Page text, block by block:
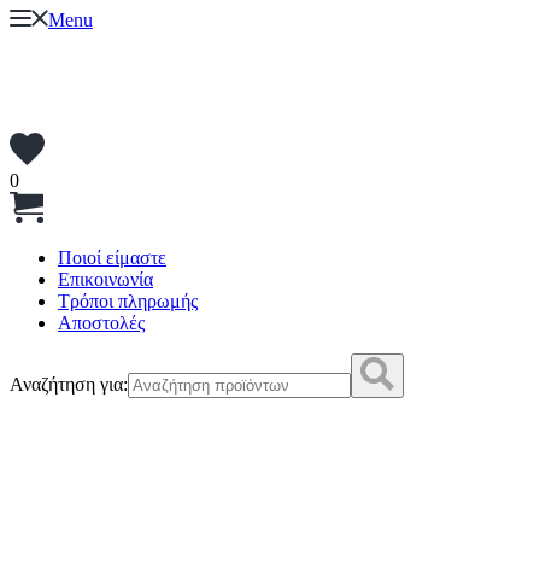
Menu
0
Ποιοί είμαστε
Επικοινωνία
Τρόποι πληρωμής
Αποστολές
Αναζήτηση για: